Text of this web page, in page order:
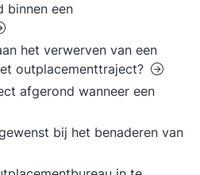
binnen een
het verwerven van een
outplacementtraject?
afgerond wanneer een
bij het benaderen van